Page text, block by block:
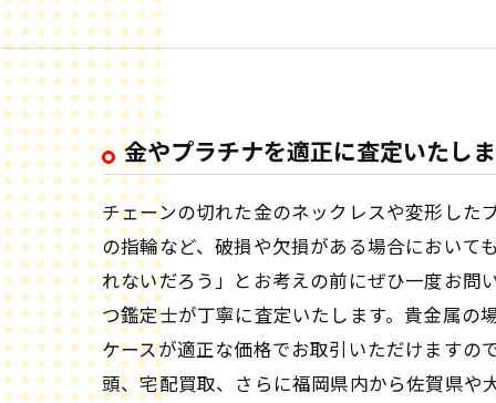
金やプラチナを適正に査定いたし
チェーンの切れた金のネックレスや変形し
の指輪など、破損や欠損がある場合において
れないだろう」とお考えの前にぜひ一度お
つ鑑定士が丁寧に査定いたします。貴金属
ケースが適正な価格でお取引いただけます
頭、宅配買取、さらに福岡県内から佐賀県